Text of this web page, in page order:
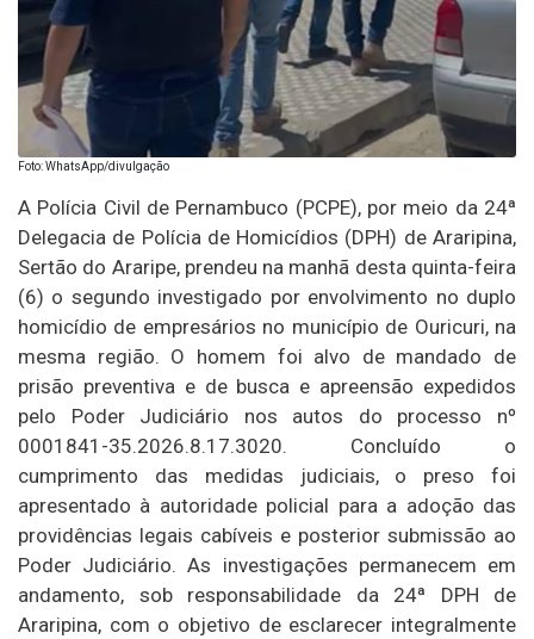
Foto: WhatsApp/divulgação
A Polícia Civil de Pernambuco (PCPE), por meio da 24ª
Delegacia de Polícia de Homicídios (DPH) de Araripina,
Sertão do Araripe, prendeu na manhã desta quinta-feira
(6) o segundo investigado por envolvimento no duplo
homicídio de empresários no município de Ouricuri, na
mesma região. O homem foi alvo de mandado de
prisão preventiva e de busca e apreensão expedidos
pelo Poder Judiciário nos autos do processo nº
0001841-35.2026.8.17.3020. Concluído o
cumprimento das medidas judiciais, o preso foi
apresentado à autoridade policial para a adoção das
providências legais cabíveis e posterior submissão ao
Poder Judiciário. As investigações permanecem em
andamento, sob responsabilidade da 24ª DPH de
Araripina, com o objetivo de esclarecer integralmente